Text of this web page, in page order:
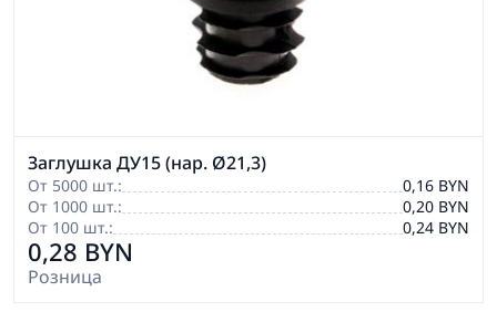
Заглушка ДУ15 (нар. Ø21,3)
От 5000 шт.:
0,16 BYN
От 1000 шт.:
0,20 BYN
От 100 шт.:
0,24 BYN
0,28 BYN
Розница